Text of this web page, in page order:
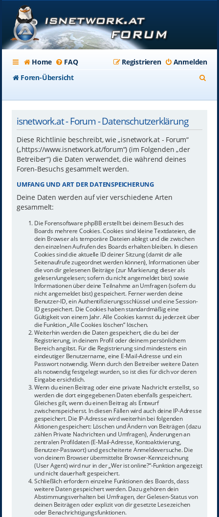
Home FAQ Anmelden
Registrieren
Foren-Übersicht
isnetwork.at - Forum - Datenschutzerklärung
Diese Richtlinie beschreibt, wie „isnetwork.at - Forum“
(„https://www.isnetwork.at/forum“) (im Folgenden „der
Betreiber“) die Daten verwendet, die während deines
Foren-Besuchs gesammelt werden.
UMFANG UND ART DER DATENSPEICHERUNG
Deine Daten werden auf vier verschiedene Arten
gesammelt:
Die Forensoftware phpBB erstellt bei deinem Besuch des
Boards mehrere Cookies. Cookies sind kleine Textdateien, die
dein Browser als temporäre Dateien ablegt und die zwischen
den einzelnen Aufrufen des Boards erhalten bleiben. In diesen
Cookies sind die aktuelle ID deiner Sitzung (damit dir alle
Seitenaufrufe zugeordnet werden können), Informationen über
die von dir gelesenen Beiträge (zur Markierung dieser als
gelesen/ungelesen; sofern du nicht angemeldet bist) sowie
Informationen über deine Teilnahme an Umfragen (sofern du
nicht angemeldet bist) gespeichert. Ferner werden deine
Benutzer-ID, ein Authentifizierungsschlüssel und eine Session-
ID gespeichert. Die Cookies haben standardmäßig eine
Gültigkeit von einem Jahr. Alle Cookies kannst du jederzeit über
die Funktion „Alle Cookies löschen“ löschen.
Weiterhin werden die Daten gespeichert, die du bei der
Registrierung, in deinem Profil oder deinem persönlichem
Bereich angibst. Für die Registrierung sind mindestens ein
eindeutiger Benutzername, eine E-Mail-Adresse und ein
Passwort notwendig. Wenn durch den Betreiber weitere Daten
als notwendig festgelegt wurden, so ist dies für dich vor deren
Eingabe ersichtlich.
Wenn du einen Beitrag oder eine private Nachricht erstellst, so
werden die dort eingegebenen Daten ebenfalls gespeichert.
Gleiches gilt, wenn du einen Beitrag als Entwurf
zwischenspeicherst. In diesen Fällen wird auch deine IP-Adresse
gespeichert. Die IP-Adresse wird weiterhin bei folgenden
Aktionen gespeichert: Löschen und Ändern von Beiträgen (dazu
zählen Private Nachrichten und Umfragen), Änderungen an
zentralen Profildaten (E-Mail-Adresse, Kontoaktivierung,
Benutzer-Passwort) und gescheiterte Anmeldeversuche. Die
von deinem Browser übermittelte Browser-Kennzeichnung
(User Agent) wird nur in der „Wer ist online?“-Funktion angezeigt
und nicht dauerhaft gespeichert.
Schließlich erfordern einzelne Funktionen des Boards, dass
weitere Daten gespeichert werden. Dazu gehören dein
Abstimmungsverhalten bei Umfragen, der Gelesen-Status von
deinen Beiträgen oder explizit von dir gesetzte Lesezeichen
oder Benachrichtigungsfunktionen.